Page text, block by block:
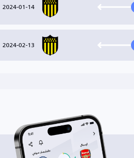
2024-01-14
2024-02-13